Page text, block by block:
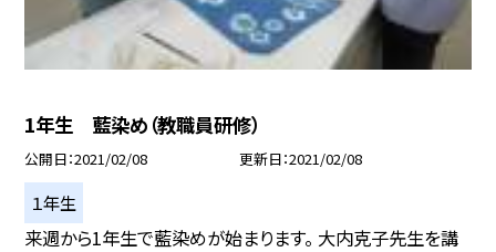
1年生 藍染め（教職員研修）
公開日 2021/02/08 更新日 2021/02/08
１年生
来週から1年生で藍染めが始まります。 大内克子先生を講